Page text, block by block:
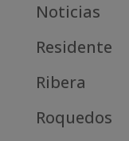
Noticias
Residente
Ribera
Roquedos